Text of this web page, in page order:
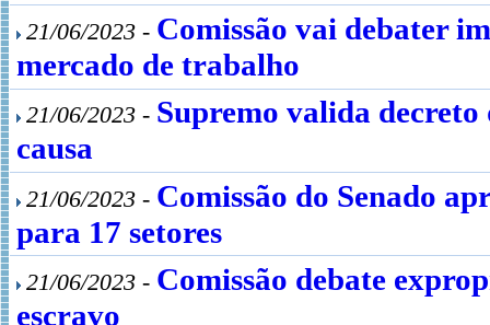
21/06/2023 - Comissão vai debater
mercado de trabalho
21/06/2023 - Supremo valida decreto
causa
21/06/2023 - Comissão do Senado
para 17 setores
21/06/2023 - Comissão debate
escravo